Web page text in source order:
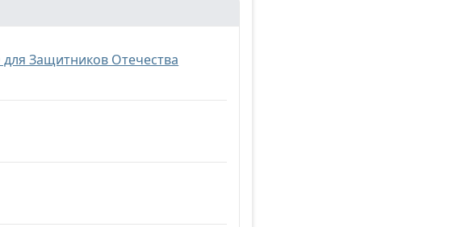
Защитников Отечества